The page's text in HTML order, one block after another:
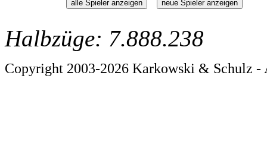
Halbzüge: 7.888.238
Copyright 2003-2026 Karkowski & Schulz